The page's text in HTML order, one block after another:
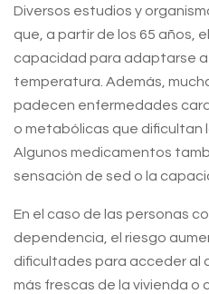
Diversos estudios y
que, a partir de los 65 años,
capacidad para adaptarse a
temperatura. Además,
padecen enfermedades
o metabólicas que dificultan
Algunos medicamentos
sensación de sed o la
En el caso de las personas
dependencia, el riesgo
dificultades para acceder al
más frescas de la vivienda o